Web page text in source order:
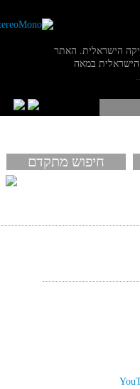
הישראלית. האתר
במאה
חיפוש מתקדם